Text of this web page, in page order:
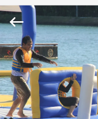
집
제
품
2011
2026
Guangzhou
Bouncia
Inflatables
Factory.
Rights
Reserved.